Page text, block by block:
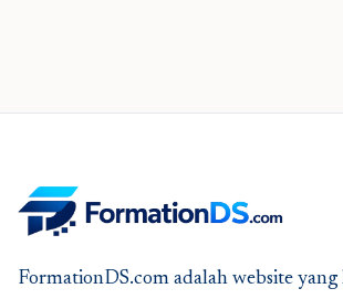
FormationDS.com adalah website